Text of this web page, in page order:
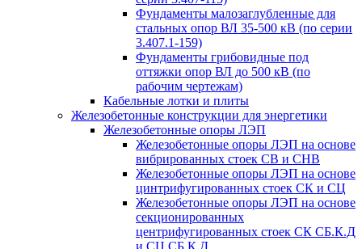
Фундаменты малозаглубленные для
стальных опор ВЛ 35-500 кВ (по серии
3.407.1-159)
Фундаменты грибовидные под
оттяжки опор ВЛ до 500 кВ (по
рабочим чертежам)
Кабельные лотки и плиты
Железобетонные конструкции для энергетики
Железобетонные опоры ЛЭП
Железобетонные опоры ЛЭП на основе
вибрированных стоек СВ и СНВ
Железобетонные опоры ЛЭП на основе
цинтрифугированных стоек СК и СЦ
Железобетонные опоры ЛЭП на основе
секционированных
центрифугированных стоек СК СБ.К.Д
и СЦ СБ.К.Д